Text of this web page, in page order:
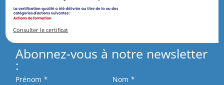
Consulter le certificat
Abonnez-vous à notre newsletter
:
Prénom * Nom *